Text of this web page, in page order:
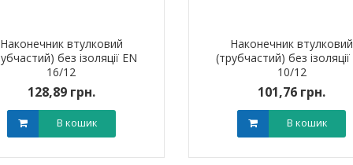
Наконечник втулковий
без ізоляції EN
16/12
128,89 грн.
В кошик
Наконечник втулковий
(трубчастий) без ізоляції
10/12
101,76 грн.
В кошик